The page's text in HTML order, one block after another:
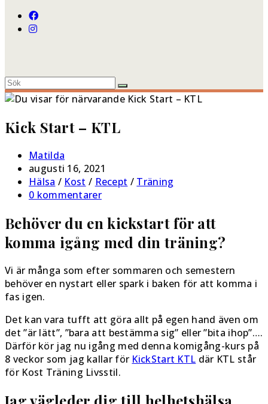
Kick Start – KTL
Inläggsförfattare:
Matilda
Inlägget
publicerat:
augusti 16, 2021
Inläggskategori:
Hälsa / Kost / Recept / Träning
Kommentarer
inlägget:
0 kommentarer
Behöver du en kickstart för att
komma igång med din träning?
Vi är många som efter sommaren och semestern
behöver en nystart eller spark i baken för att komma i
fas igen.
Det kan vara tufft att göra allt på egen hand även om
det ”är lätt”, ”bara att bestämma sig” eller ”bita ihop”….
Därför kör jag nu igång med denna komigång-kurs på
8 veckor som jag kallar för KickStart KTL där KTL står
för Kost Träning Livsstil.
Jag vägleder dig till helhetshälsa